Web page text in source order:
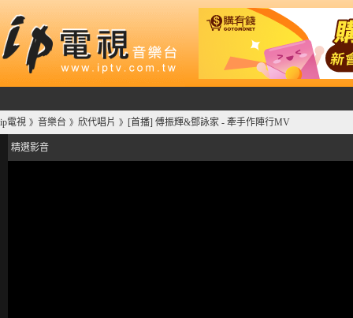
ip電視 》 音樂台 》 欣代唱片 》 [首播] 傅振輝&鄧詠家 - 牽手作陣行MV
精選影音